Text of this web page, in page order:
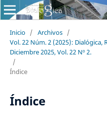
Inicio / Archivos /
Vol. 22 Núm. 2 (2025): Dialógica,
Diciembre 2025, Vol. 22 Nº 2.
/
Índice
Índice